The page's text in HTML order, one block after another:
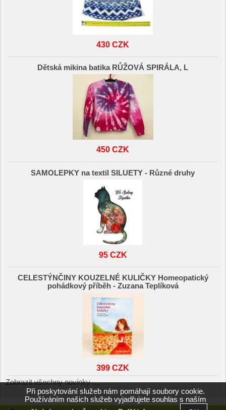
430 CZK
Dětská mikina batika RŮŽOVÁ SPIRÁLA, L
450 CZK
SAMOLEPKY na textil SILUETY - Různé druhy
95 CZK
CELESTÝNČINY KOUZELNÉ KULIČKY Homeopatický
pohádkový příběh - Zuzana Teplíková
399 CZK
Zobrazit všechny novinky ...
Při poskytování služeb nám pomáhají soubory cookie.
Používáním našich služeb vyjadřujete souhlas s naším